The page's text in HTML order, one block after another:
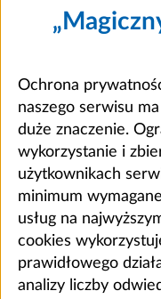
Ochrona
naszego serwisu
duże znaczenie.
wykorzystanie i
użytkownikach
minimum
usług na
cookies
prawidłowego
analizy liczby